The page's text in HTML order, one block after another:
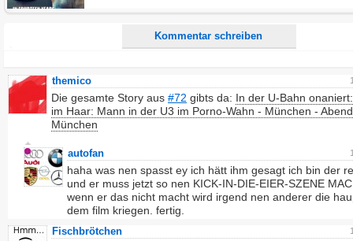
Kommentar schreiben
themico
Die gesamte Story aus #72 gibts da: In der U-Bahn
im Haar: Mann in der U3 im Porno-Wahn - München -
München
autofan
haha was nen spasst ey ich hätt ihm gesagt ich bin der
und er muss jetzt so nen KICK-IN-DIE-EIER-SZENE
wenn er das nicht macht wird irgend nen anderer die
dem film kriegen. fertig.
Fischbrötchen